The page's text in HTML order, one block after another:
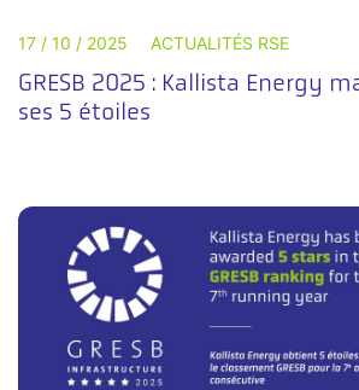
17 / 10 / 2025 ACTUALITÉS RSE
GRESB 2025 : Kallista Energy
ses 5 étoiles